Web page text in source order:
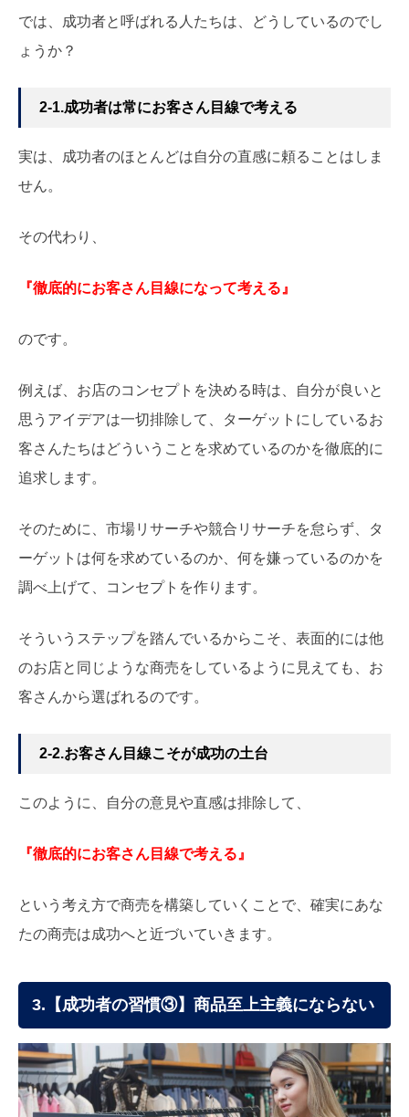
では、成功者と呼ばれる人たちは、どうしているのでし
ょうか？
2-1.成功者は常にお客さん目線で考える
実は、成功者のほとんどは自分の直感に頼ることはしま
せん。
その代わり、
『徹底的にお客さん目線になって考える』
のです。
例えば、お店のコンセプトを決める時は、自分が良いと
思うアイデアは一切排除して、ターゲットにしているお
客さんたちはどういうことを求めているのかを徹底的に
追求します。
そのために、市場リサーチや競合リサーチを怠らず、タ
ーゲットは何を求めているのか、何を嫌っているのかを
調べ上げて、コンセプトを作ります。
そういうステップを踏んでいるからこそ、表面的には他
のお店と同じような商売をしているように見えても、お
客さんから選ばれるのです。
2-2.お客さん目線こそが成功の土台
このように、自分の意見や直感は排除して、
『徹底的にお客さん目線で考える』
という考え方で商売を構築していくことで、確実にあな
たの商売は成功へと近づいていきます。
3.【成功者の習慣③】商品至上主義にならない